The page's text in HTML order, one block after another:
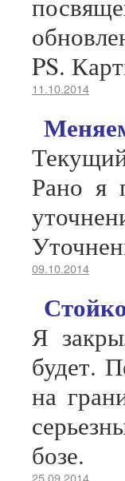
PS.
11.10.2014
Рано я
09.10.2014
Я
будет.
на
бозе.
25.09.2014